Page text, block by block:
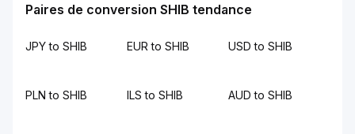
Paires de conversion SHIB tendance
JPY to SHIB EUR to SHIB USD to SHIB
PLN to SHIB ILS to SHIB AUD to SHIB